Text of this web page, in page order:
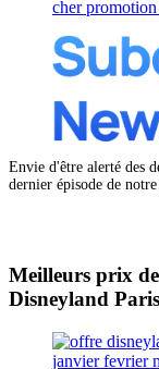
Envie d'être alerté des
dernier épisode de
Meilleurs prix
Disneyland Paris